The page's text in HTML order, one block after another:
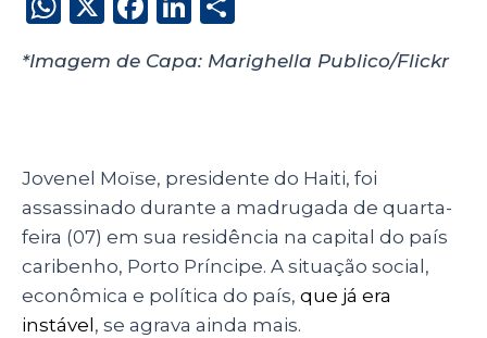
a
p
p
c
o
o
k
k
n
a
*Imagem de Capa: Marighella Publico/Flickr
Jovenel Moïse, presidente do Haiti, foi
assassinado durante a madrugada de quarta-
feira (07) em sua residência na capital do país
caribenho, Porto Príncipe. A situação social,
econômica e política do país, que já era
instável , se agrava ainda mais.